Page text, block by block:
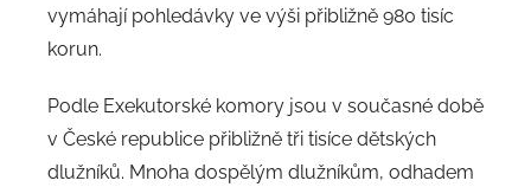
vymáhají pohledávky ve výši přibližně 980 tisíc
korun.
Podle Exekutorské komory jsou v současné době
v České republice přibližně tři tisíce dětských
dlužníků. Mnoha dospělým dlužníkům, odhadem